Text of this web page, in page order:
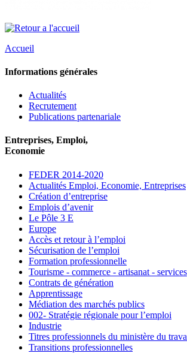
Accueil
Informations générales
Actualités
Recrutement
Publications partenariale
Entreprises, Emploi,
Economie
FEDER 2014-2020
Actualités Emploi, Economie, Entreprises
Création d’entreprise
Emplois d’avenir
Le Pôle 3 E
Europe
Accès et retour à l’emploi
Sécurisation de l’emploi
Formation professionnelle
Tourisme - commerce - artisanat - services
Contrats de génération
Apprentissage
Médiation des marchés publics
002- Stratégie régionale pour l’emploi
Industrie
Titres professionnels du ministère du
Transitions professionnelles